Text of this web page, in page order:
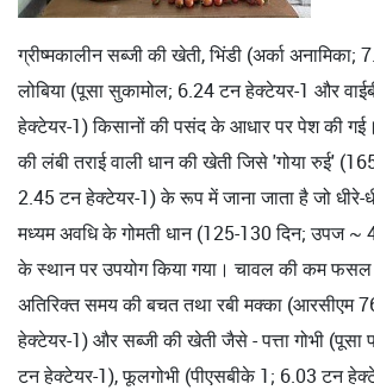
ग्रीष्मकालीन सब्जी की खेती, भिंडी (अर्का
लोबिया (पूसा सुकामोल; 6.24 टन हेक्टेयर-1 और
हेक्टेयर-1) किसानों की पसंद के आधार पर पेश की
की लंबी तराई वाली धान की खेती जिसे 'गोया रुई'
2.45 टन हेक्टेयर-1) के रूप में जाना जाता है जो धीरे-
मध्यम अवधि के गोमती धान (125-130 दिन; उपज
के स्थान पर उपयोग किया गया। चावल की कम
अतिरिक्त समय की बचत तथा रबी मक्का (आरसीएम
हेक्टेयर-1) और सब्जी की खेती जैसे - पत्ता गोभी (पूसा
टन हेक्टेयर-1), फूलगोभी (पीएसबीके 1; 6.03 टन